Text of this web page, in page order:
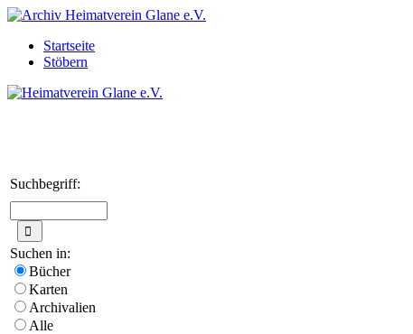
Startseite
Stöbern
Suchbegriff:
Suchen in:
Bücher
Karten
Archivalien
Alle